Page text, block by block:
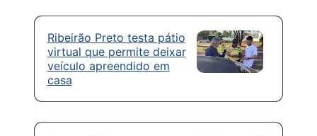
Ribeirão Preto testa pátio
virtual que permite deixar
veículo apreendido em
casa